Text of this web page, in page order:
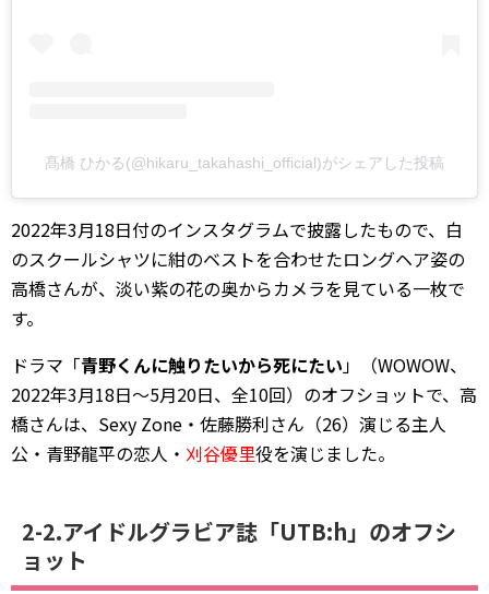
髙橋 ひかる(@hikaru_takahashi_official)がシェアした投稿
2022年3月18日付のインスタグラムで披露したもので、白
のスクールシャツに紺のベストを合わせたロングヘア姿の
高橋さんが、淡い紫の花の奥からカメラを見ている一枚で
す。
ドラマ「青野くんに触りたいから死にたい」（WOWOW、
2022年3月18日～5月20日、全10回）のオフショットで、高
橋さんは、Sexy Zone・佐藤勝利さん（26）演じる主人
公・青野龍平の恋人・ 刈谷優里役を演じました。
2-2.アイドルグラビア誌「UTB:h」のオフシ
ョット